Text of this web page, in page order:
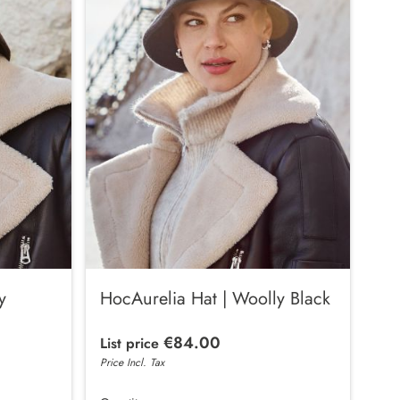
HocAurelia Hat | Woolly Black
List price €84.00
Price Incl. Tax